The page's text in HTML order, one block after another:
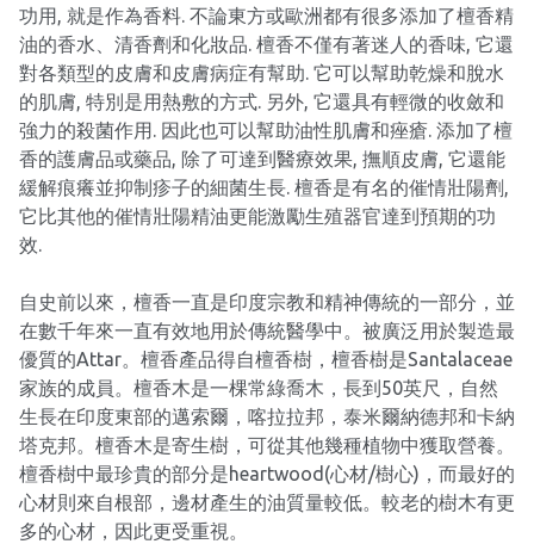
功用, 就是作為香料. 不論東方或歐洲都有很多添加了檀香精
油的香水、清香劑和化妝品. 檀香不僅有著迷人的香味, 它還
對各類型的皮膚和皮膚病症有幫助. 它可以幫助乾燥和脫水
的肌膚, 特別是用熱敷的方式. 另外, 它還具有輕微的收斂和
強力的殺菌作用. 因此也可以幫助油性肌膚和痤瘡. 添加了檀
香的護膚品或藥品, 除了可達到醫療效果, 撫順皮膚, 它還能
緩解痕癢並抑制疹子的細菌生長. 檀香是有名的催情壯陽劑,
它比其他的催情壯陽精油更能激勵生殖器官達到預期的功
效.
自史前以來，檀香一直是印度宗教和精神傳統的一部分，並
在數千年來一直有效地用於傳統醫學中。被廣泛用於製造最
優質的Attar。檀香產品得自檀香樹，檀香樹是Santalaceae
家族的成員。檀香木是一棵常綠喬木，長到50英尺，自然
生長在印度東部的邁索爾，喀拉拉邦，泰米爾納德邦和卡納
塔克邦。檀香木是寄生樹，可從其他幾種植物中獲取營養。
檀香樹中最珍貴的部分是heartwood(心材/樹心)，而最好的
心材則來自根部，邊材產生的油質量較低。較老的樹木有更
多的心材，因此更受重視。